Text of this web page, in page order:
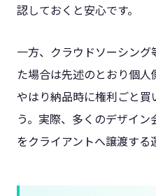
認しておくと安心です。
一方、クラウドソーシン
た場合は先述のとおり個人
やはり納品時に権利ごと
う。実際、多くのデザイ
をクライアントへ譲渡する